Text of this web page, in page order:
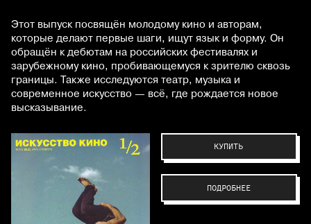
Этот выпуск посвящён молодому кино и авторам,
которые делают первые шаги, ищут язык и форму. Он
обращён к дебютам на российских фестивалях и
зарубежному кино, пробивающемуся к зрителю сквозь
границы. Также исследуются театр, музыка и
современное искусство — всё, где рождается новое
высказывание.
КУПИТЬ
ПОДРОБНЕЕ